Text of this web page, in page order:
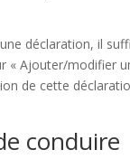
déclaration, il
« Ajouter/modifier
de cette
conduire